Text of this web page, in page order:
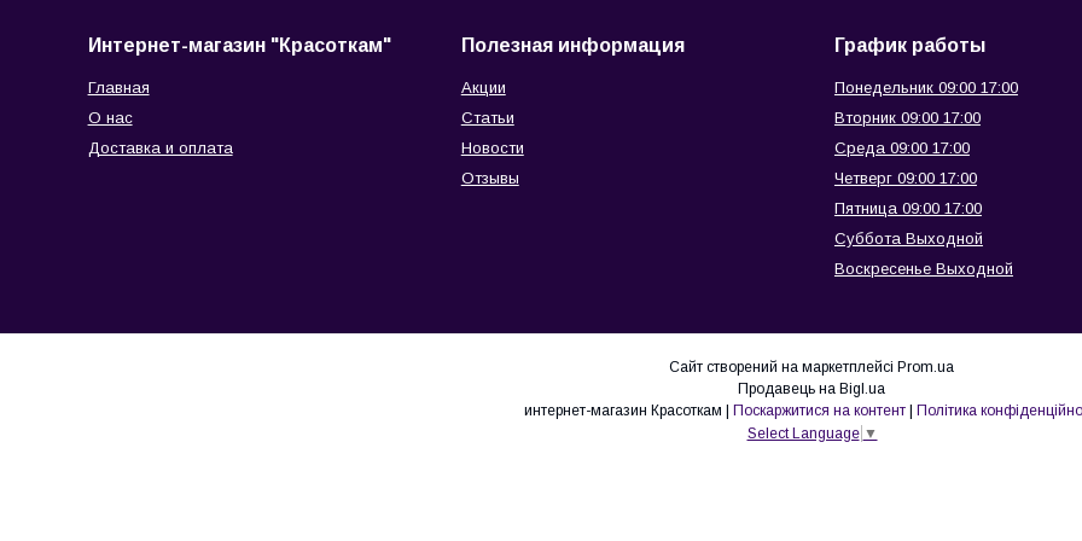
Интернет-магазин "Красоткам"
Главная
О нас
Доставка и оплата
Полезная информация
Акции
Статьи
Новости
Отзывы
График работы
Понедельник 09:00 17:00
Вторник 09:00 17:00
Среда 09:00 17:00
Четверг 09:00 17:00
Пятница 09:00 17:00
Суббота Выходной
Воскресенье Выходной
Сайт створений на маркетплейсі Prom.ua
Продавець на Bigl.ua
интернет-магазин Красоткам | Поскаржитися на контент | Політика
Select Language ▼